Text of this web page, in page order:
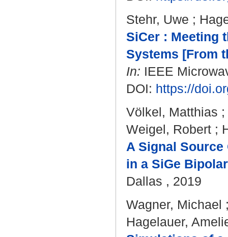
Stehr, Uwe ;
SiCer : Meeting
Systems [From
In: IEEE
DOI: https://
Völkel, Matthias ;
Weigel, Robert ;
A Signal Source
in a SiGe
Dallas , 2019
Wagner, Michael
Hagelauer,